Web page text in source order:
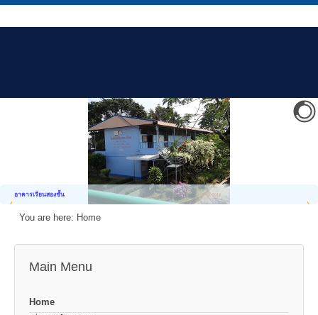
อาคารเรียนสองชั้น
You are here: Home
Main Menu
Home